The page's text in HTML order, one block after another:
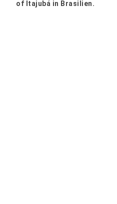
of Itajubá in Brasilien.